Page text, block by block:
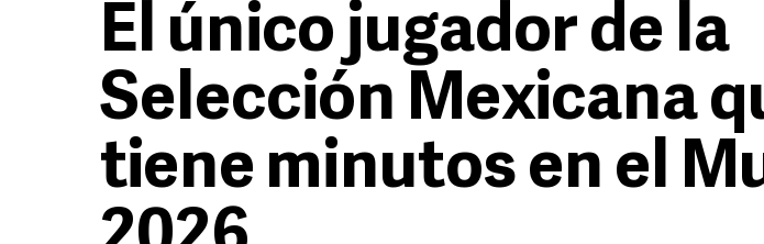
El único jugador de la
Selección Mexicana
tiene minutos en el